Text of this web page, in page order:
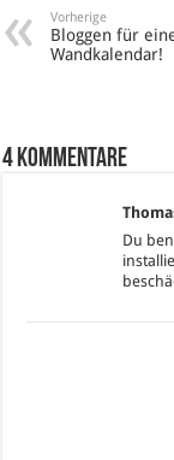
Vorherige
Bloggen für
Wandkalendar!
4 Kommentare
Du